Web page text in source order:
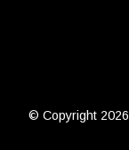
© Copyright 2026